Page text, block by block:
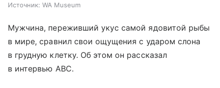
Источник: WA Museum
Мужчина, переживший укус самой ядовитой рыбы
в мире, сравнил свои ощущения с ударом слона
в грудную клетку. Об этом он рассказал
в интервью ABC.